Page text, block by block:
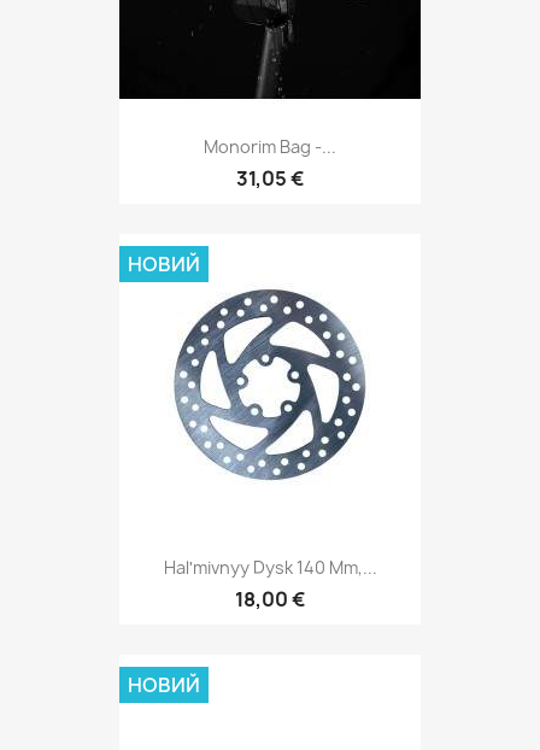
Monorim Bag -...
31,05 €
Halʹmivnyy Dysk 140 Mm,...
18,00 €
НОВИЙ
НОВИЙ